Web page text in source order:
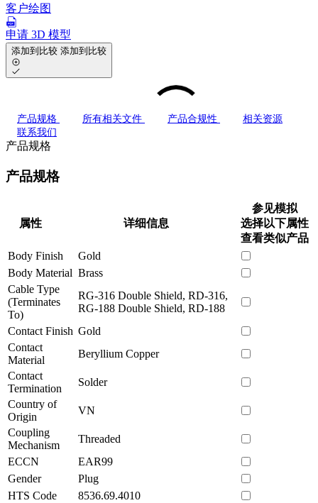
客户绘图
申请 3D 模型
添加到比较 添加到比较
产品规格 所有相关文件 产品合规性
相关资源
联系我们
产品规格
产品规格
属性 详细信息
参见模拟
选择以下属性
查看类似产品
Body Finish
Gold
Body Material Brass
Cable Type
(Terminates
To)
RG-316 Double Shield, RD-316,
RG-188 Double Shield, RD-188
Contact Finish Gold
Contact
Material
Beryllium Copper
Contact
Termination
Solder
Country of
Origin
VN
Coupling
Mechanism
Threaded
ECCN
EAR99
Gender
Plug
HTS Code
8536.69.4010